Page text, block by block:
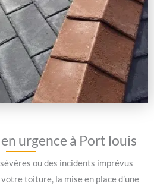
urgence à Port louis
ou des incidents imprévus
toiture, la mise en place d’une